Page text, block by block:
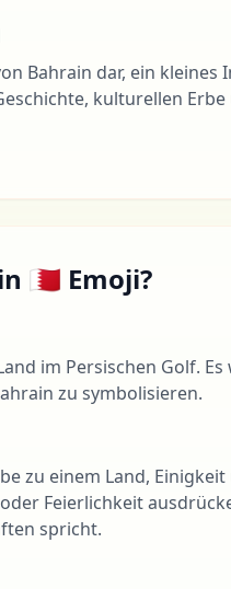
Bahrain dar, ein kleines
kulturellen
🇧🇭 Emoji?
im Persischen Golf.
zu symbolisieren.
zu einem Land,
Feierlichkeit
spricht.